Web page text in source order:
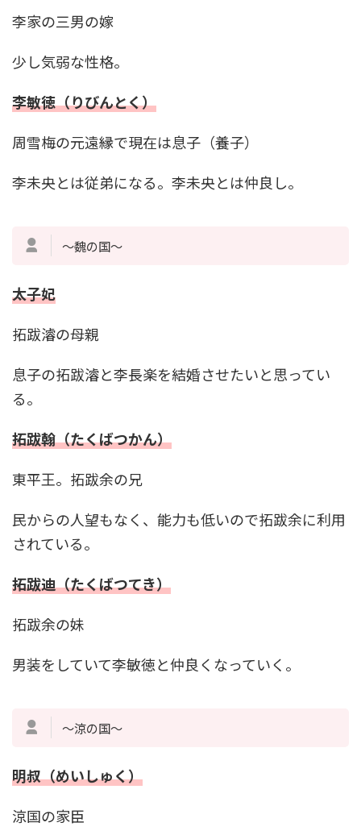
李家の三男の嫁
少し気弱な性格。
李敏徳（りびんとく）
周雪梅の元遠縁で現在は息子（養子）
李未央とは従弟になる。李未央とは仲良し。
～魏の国～
太子妃
拓跋濬の母親
息子の拓跋濬と李長楽を結婚させたいと思ってい
る。
拓跋翰（たくばつかん）
東平王。拓跋余の兄
民からの人望もなく、能力も低いので拓跋余に利用
されている。
拓跋迪（たくばつてき）
拓跋余の妹
男装をしていて李敏徳と仲良くなっていく。
～涼の国～
明叔（めいしゅく）
涼国の家臣